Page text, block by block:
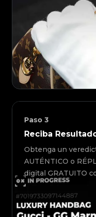
Paso 3
Reciba
Obtenga un
AUTÉNTICO o
digital GRATUITO